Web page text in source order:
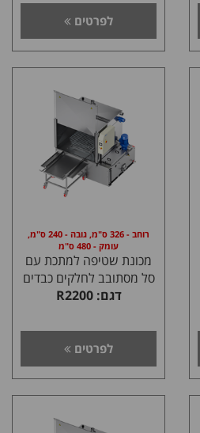
לפרטים
רוחב - 326 ס"מ, גובה - 240 ס"מ,
עומק - 480 ס"מ
מכונת שטיפה למתכת עם
סל מסתובב לחלקים כבדים
דגם: R2200
לפרטים